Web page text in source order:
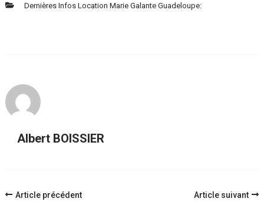
Dernières Infos Location Marie Galante Guadeloupe:
Albert BOISSIER
Navigation
Article précédent Article suivant